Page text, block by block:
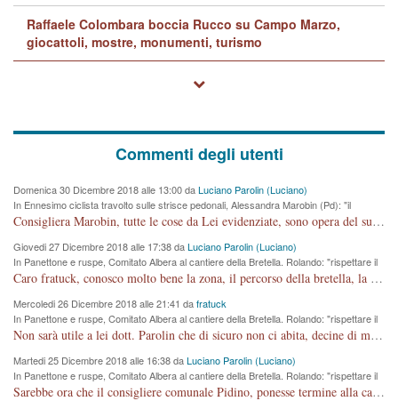
Raffaele Colombara boccia Rucco su Campo Marzo,
giocattoli, mostre, monumenti, turismo
Commenti degli utenti
Domenica 30 Dicembre 2018 alle 13:00 daLuciano Parolin (Luciano)
In Ennesimo ciclista travolto sulle strisce pedonali, Alessandra Marobin (Pd): "il
Comune si svegli"
Consigliera Marobin, tutte le cose da Lei evidenziate, sono opera del suo ex Assessore e compagno di Partito Antonio Marco Dalla Pozza Assessore alla "progettazione" di piste ciclabili e altre porcherie. A lui manderei il conto da saldare per incidenti e danni alle persone. E' ora che "finiamola." Avete perso rassegnatevi. qui IL SINDACO RUCCO NON C'ENTRA PER NIENTE. CAPITO!!!!!!!! Amen.
Giovedi 27 Dicembre 2018 alle 17:38 daLuciano Parolin (Luciano)
In Panettone e ruspe, Comitato Albera al cantiere della Bretella. Rolando: "rispettare il
cronoprogramma"
Caro fratuck, conosco molto bene la zona, il percorso della bretella, la situazione dei cittadini, abito in Viale Trento. A partire dal 2003 ho partecipato al Comitato di Maddalene pro bretella, e a riunioni propositive per apportare modifiche al progetto. Numerose mie foto del territorio sono arrivate a Roma, altri miei interventi (non graditi dalla Sx) sono stati pubblicati dal GdV, assieme ad altri come Ciro Asproso, ora favorevole alla bretella. Ho partecipato alla raccolta firme per la chiusura della strada x 5 giorni eseguita dal Sindaco Hullwech per sforamento 180 Micro/g. Pertanto come impegno per la tematica sono apposto con la coscienza. Ora il Progetto è partito, fine! Voglio dire che la nuova Giunta "comunale" non c'entra più. L'opera sarà "malauguratamente" eseguita, ma non con il mio placet. Il Consigliere Comunale dovrebbe capire che la campagna elettorale è finita, con buona pace di tutti. Quello che invece dovrebbe interessare è la proprietà della strada, dall'uscita autostradale Ovest, sino alla Rotatoria dell'Albara, vi sono tre possessori: Autostrade SpA; La Provincia, il Comune. Come la mettiamo per il futuro ? I costi, da 50 sono saliti a 100 milioni di € come dire 20 milioni a KM (!) da non credere. Comunque si farà. Ma nessuno canti Vittoria, anzi meglio non farne un ulteriore fatto "partitico" per questioni elettorali o di seggio. Se mi manda la sua mail, sono disponibile ad inviare i documenti e le foto sopra descritte. Con ossequi, Luciano Parolin
Mercoledi 26 Dicembre 2018 alle 21:41 dafratuck
In Panettone e ruspe, Comitato Albera al cantiere della Bretella. Rolando: "rispettare il
cronoprogramma"
Non sarà utile a lei dott. Parolin che di sicuro non ci abita, decine di migliaia di TIR, automobili e padroncini che passano quotidianamente per una strada appena rotabile, non è più possibile stendere i panni, attraversare la strada senza rischiare la morte, le case stanno crepando, i tempi sono cambiati e la bretella non passerà assolutamente per maddalene (ma cosa sta a dire?!), dia invece responsabilità a chi ha costruito tagliando la strada che doveva invece terminare a isola vicentina e non al moracchino lasciando Motta di Costabissara ancora in panne di traffico. I tempi sono cambiati dottore e se l'anagrafe della vita stagna nell'essere umano impressioni conservatrici, la società non le considera perchè va avanti, si industrializza e ha bisogno di infrastrutture e di sviluppo. Ultima considerazione, se è geloso di Rolando perchè vede in lui solo campagne politiche mentre si difendono i SOLI diritti dei cittadini, la preghiamo faccia considerazioni più appropriate. Saluti e complimenti per i suoi scritti.
Martedi 25 Dicembre 2018 alle 16:38 daLuciano Parolin (Luciano)
In Panettone e ruspe, Comitato Albera al cantiere della Bretella. Rolando: "rispettare il
cronoprogramma"
Sarebbe ora che il consigliere comunale Pidino, ponesse termine alla campagna elettorale nel territorio del suo seggio Villaggio del Sole. La tiraca è iniziata, distruggerà 6 km di prateria ovest della città, ricca di fonti e sorgenti d'acqua. I cittadini di Maddalene non avranno più Pace la notte. Molta colpa per la costruzione di questa Strada è proprio del signor Rolando,dei suoi gazebo mobili e che vuol far passare questa opera VANDALICA come progetto "utile" a chi ? Non è cosa seria sig. Rolando!